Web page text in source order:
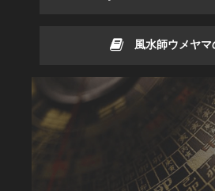
風水師ウメヤマ